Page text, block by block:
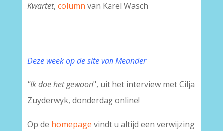
Kwartet, column van Karel Wasch
Deze week op de site van Meander
"Ik doe het gewoon", uit het interview met Cilja
Zuyderwyk, donderdag online!
Op de homepage vindt u altijd een verwijzing